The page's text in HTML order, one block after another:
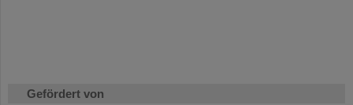
Gefördert von